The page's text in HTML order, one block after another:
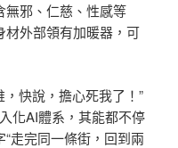
無邪、仁慈、性感等
材外部領有加暖器，可
快說，擔心死我了！”
化AI體系，其能都不停
走完同一條街，回到兩